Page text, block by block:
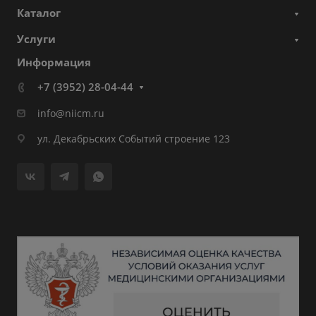
Каталог
Услуги
Информация
+7 (3952) 28-04-44
info@niicm.ru
ул. Декабрьских Событий строение 123